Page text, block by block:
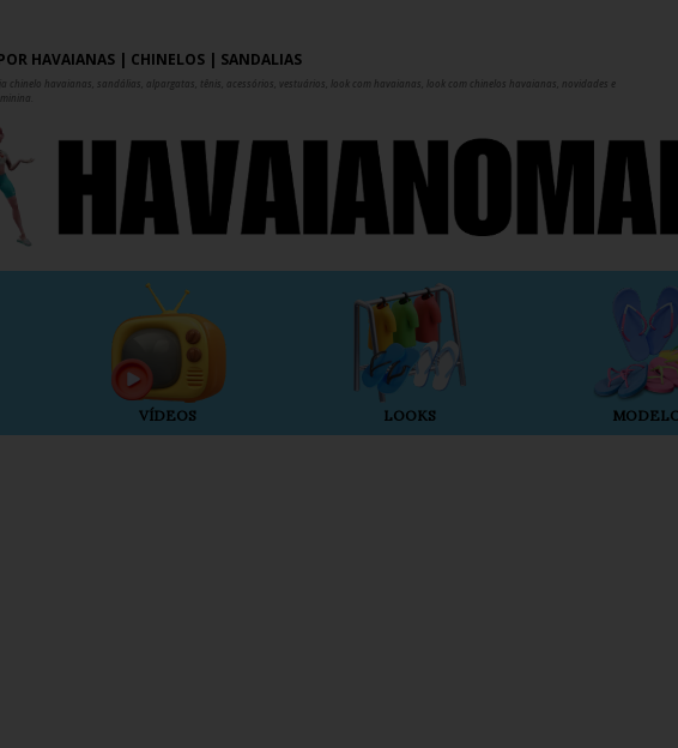
HAVAIANAS | CHINELOS | SANDÁLIAS
chinelo havaianas, sandálias, alpargatas, tênis, acessórios, vestuários, look com havaianas, look com chinelos havaianas, novidades e
VÍDEOS LOOKS